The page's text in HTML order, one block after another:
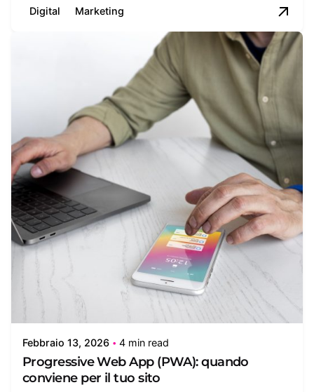
Digital Marketing
Alessandra Fratoni
Febbraio 13, 2026 4 min read
Progressive Web App (PWA): quando
conviene per il tuo sito